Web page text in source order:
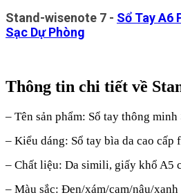
Stand-wisenote 7 - Sổ Tay A6
Sạc Dự Phòng
Thông tin chi tiết về
– Tên sản phẩm: Sổ tay thông minh
– Kiểu dáng: Sổ tay bìa da cao cấp
– Chất liệu: Da simili, giấy khổ A5
– Màu sắc: Đen/xám/cam/nâu/xanh